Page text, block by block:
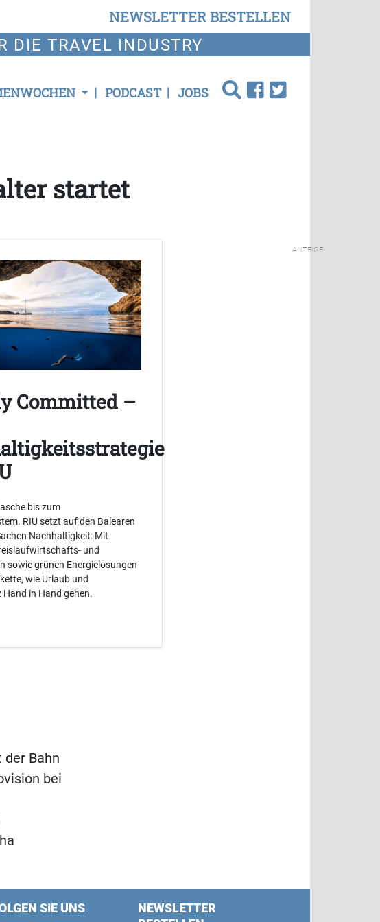
NEWSLETTER BESTELLEN
DIE TRAVEL INDUSTRY
PODCAST JOBS
startet
ANZEIGE
Committed –
bis zum
RIU setzt auf den Balearen
Nachhaltigkeit: Mit
und
sowie grünen Energielösungen
wie Urlaub und
in Hand gehen.
der Bahn
bei
SIE UNS
NEWSLETTER